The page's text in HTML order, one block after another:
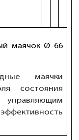
маячок Ø 66
маячки
состояния